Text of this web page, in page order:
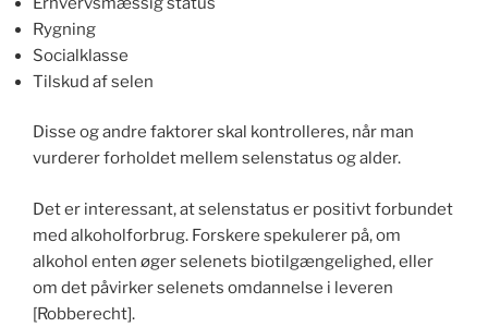
Rygning
Socialklasse
Tilskud af selen
Disse og andre faktorer skal kontrolleres, når man
vurderer forholdet mellem selenstatus og alder.
Det er interessant, at selenstatus er positivt forbundet
med alkoholforbrug. Forskere spekulerer på, om
alkohol enten øger selenets biotilgængelighed, eller
om det påvirker selenets omdannelse i leveren
[Robberecht].